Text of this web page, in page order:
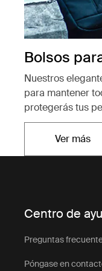
Bolsos
Nuestros
para mantener
protegerás tus
Ver más
Se
Centro de
Preguntas
Póngase en